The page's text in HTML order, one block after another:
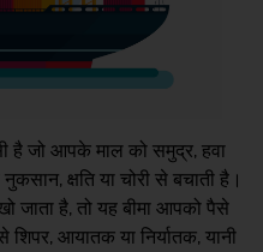
है जो आपके माल को समुद्र, हवा
क्षति या चोरी से बचाती है।
जाता है, तो यह बीमा आपको पैसे
आयातक या निर्यातक, यानी